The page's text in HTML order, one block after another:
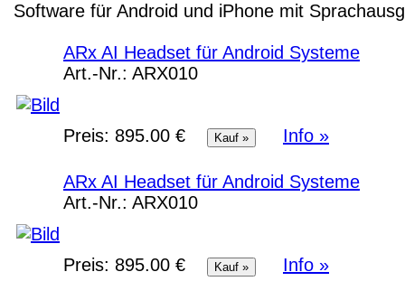
Software für Android und iPhone mit
ARx AI Headset für Android Systeme
Art.-Nr.: ARX010
Preis: 895.00 € Info »
ARx AI Headset für Android Systeme
Art.-Nr.: ARX010
Preis: 895.00 € Info »